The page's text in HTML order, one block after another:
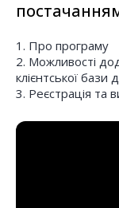
1. Про програму
2. Можливості
клієнтської бази
3. Реєстрація та